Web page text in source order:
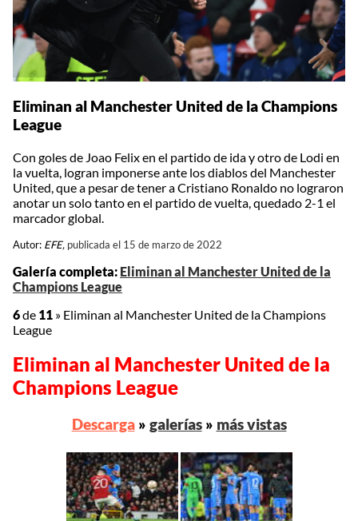
Eliminan al Manchester United de la Champions
League
Con goles de Joao Felix en el partido de ida y otro de Lodi en
la vuelta, logran imponerse ante los diablos del Manchester
United, que a pesar de tener a Cristiano Ronaldo no lograron
anotar un solo tanto en el partido de vuelta, quedado 2-1 el
marcador global.
Autor: EFE, publicada el 15 de marzo de 2022
Galería completa: Eliminan al Manchester United de la
Champions League
6de 11 » Eliminan al Manchester United de la Champions
League
Eliminan al Manchester United de la
Champions League
Descarga» galerías» más vistas